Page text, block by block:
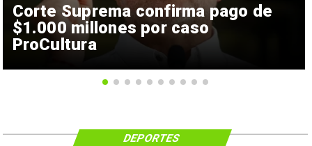
Corte Suprema confirma pago de
$1.000 millones por caso
ProCultura
DEPORTES